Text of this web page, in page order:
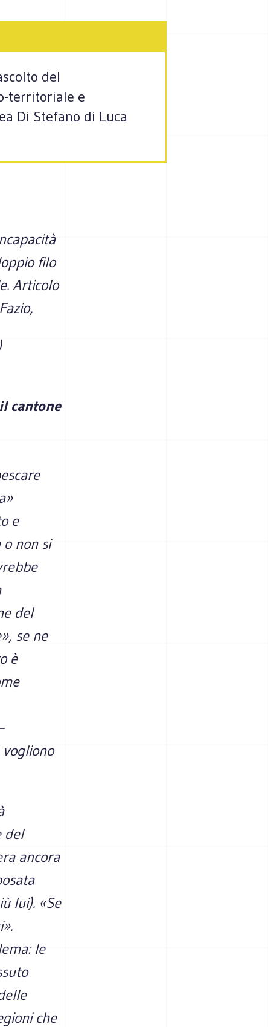
del
territoriale e
Di Stefano di Luca
filo
Articolo
cantone
e
non si
del
se ne
è
del
ancora
lui). «Se
le
che